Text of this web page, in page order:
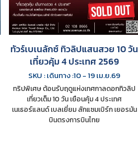
ทัวร์เบเนลักซ์ ทิวลิปแสนสวย 10 วัน
เที่ยวคุ้ม 4 ประเทศ 2569
SKU : เดินทาง :10 - 19 เม.ย.69
ทริปพิเศษ ต้อนรับฤดูแห่งเทศกาลดอกทิวลิป
เที่ยวเต็ม 10 วัน เยือนคุ้ม 4 ประเทศ
เนเธอร์แลนด์ เบลเยี่ยม ลักแซมเบิร์ก เยอรมัน
บินตรงการบินไทย